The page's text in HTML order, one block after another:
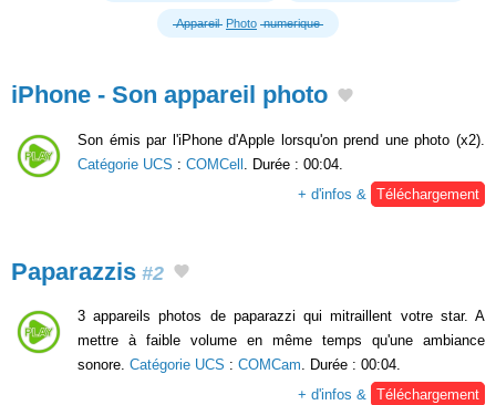
Appareil Photo numerique
iPhone - Son appareil photo
Son émis par l'iPhone d'Apple lorsqu'on prend une photo (x2).
Catégorie UCS : COMCell . Durée : 00:04.
+ d'infos &
Téléchargement
Paparazzis #2
3 appareils photos de paparazzi qui mitraillent votre star. A
mettre à faible volume en même temps qu'une ambiance
sonore. Catégorie UCS : COMCam. Durée : 00:04.
+ d'infos & Téléchargement